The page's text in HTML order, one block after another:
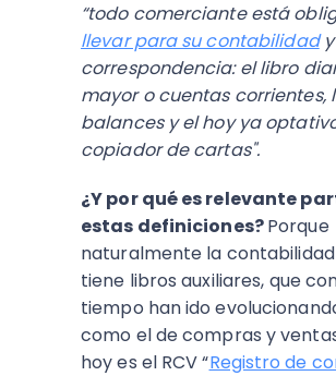
“todo comerciante está
llevar para su contabilidady
correspondencia: el libro
mayor o cuentas corrientes,
balances y el hoy ya
copiador de cartas".
¿Y por qué es relevante
estas definiciones?Porque
naturalmente la
tiene libros auxiliares, que
tiempo han ido
como el de compras y
hoy es el RCV “Registro de